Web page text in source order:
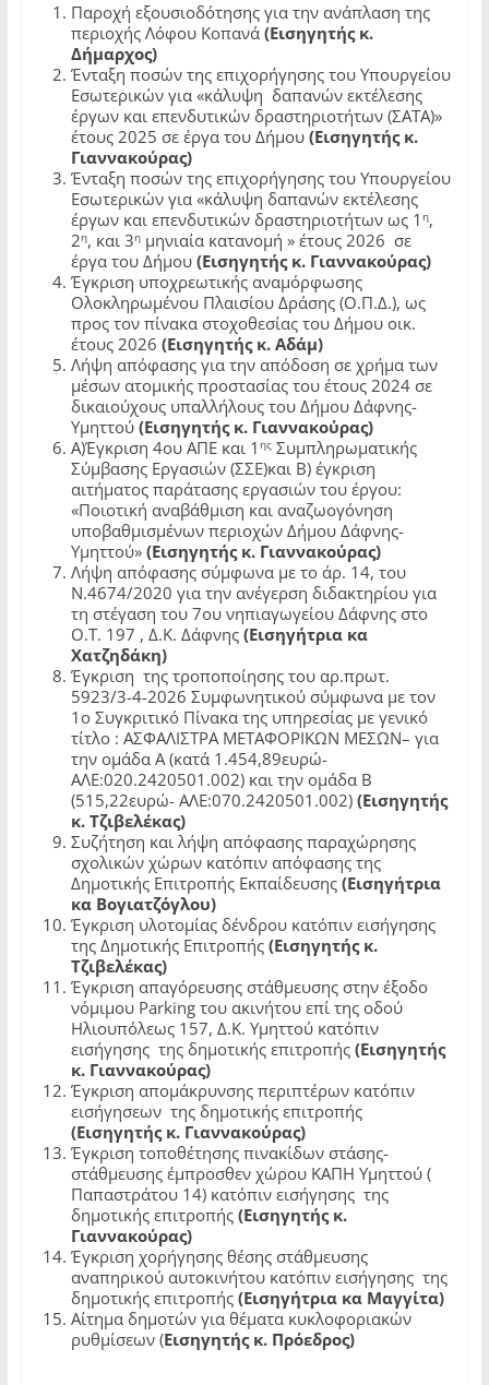
Παροχή εξουσιοδότησης για την ανάπλαση της
περιοχής Λόφου Κοπανά (Εισηγητής κ.
Δήμαρχος)
Ένταξη ποσών της επιχορήγησης του Υπουργείου
Εσωτερικών για «κάλυψη δαπανών εκτέλεσης
έργων και επενδυτικών δραστηριοτήτων (ΣΑΤΑ)»
έτους 2025 σε έργα του Δήμου (Εισηγητής κ.
Γιαννακούρας)
Ένταξη ποσών της επιχορήγησης του Υπουργείου
Εσωτερικών για «κάλυψη δαπανών εκτέλεσης
έργων και επενδυτικών δραστηριοτήτων ως 1 η,
2η, και 3ημηνιαία κατανομή » έτους 2026 σε
έργα του Δήμου (Εισηγητής κ. Γιαννακούρας)
Έγκριση υποχρεωτικής αναμόρφωσης
Ολοκληρωμένου Πλαισίου Δράσης (Ο.Π.Δ.), ως
προς τον πίνακα στοχοθεσίας του Δήμου οικ.
έτους 2026 (Εισηγητής κ. Αδάμ)
Λήψη απόφασης για την απόδοση σε χρήμα των
μέσων ατομικής προστασίας του έτους 2024 σε
δικαιούχους υπαλλήλους του Δήμου Δάφνης-
Υμηττού (Εισηγητής κ. Γιαννακούρας)
Α)Έγκριση 4ου ΑΠΕ και 1 ηςΣυμπληρωματικής
Σύμβασης Εργασιών (ΣΣΕ)και Β) έγκριση
αιτήματος παράτασης εργασιών του έργου:
«Ποιοτική αναβάθμιση και αναζωογόνηση
υποβαθμισμένων περιοχών Δήμου Δάφνης-
Υμηττού» (Εισηγητής κ. Γιαννακούρας)
Λήψη απόφασης σύμφωνα με το άρ. 14, του
Ν.4674/2020 για την ανέγερση διδακτηρίου για
τη στέγαση του 7ου νηπιαγωγείου Δάφνης στο
Ο.Τ. 197 , Δ.Κ. Δάφνης (Εισηγήτρια κα
Χατζηδάκη)
Έγκριση της τροποποίησης του αρ.πρωτ.
5923/3-4-2026 Συμφωνητικού σύμφωνα με τον
1ο Συγκριτικό Πίνακα της υπηρεσίας με γενικό
τίτλο : ΑΣΦΑΛΙΣΤΡΑ ΜΕΤΑΦΟΡΙΚΩΝ ΜΕΣΩΝ– για
την ομάδα Α (κατά 1.454,89ευρώ-
ΑΛΕ:020.2420501.002) και την ομάδα Β
(515,22ευρώ- ΑΛΕ:070.2420501.002) (Εισηγητής
κ. Τζιβελέκας)
Συζήτηση και λήψη απόφασης παραχώρησης
σχολικών χώρων κατόπιν απόφασης της
Δημοτικής Επιτροπής Εκπαίδευσης (Εισηγήτρια
κα Βογιατζόγλου)
Έγκριση υλοτομίας δένδρου κατόπιν εισήγησης
της Δημοτικής Επιτροπής (Εισηγητής κ.
Τζιβελέκας)
Έγκριση απαγόρευσης στάθμευσης στην έξοδο
νόμιμου Parking του ακινήτου επί της οδού
Ηλιουπόλεως 157, Δ.Κ. Υμηττού κατόπιν
εισήγησης της δημοτικής επιτροπής(Εισηγητής
κ. Γιαννακούρας)
Έγκριση απομάκρυνσης περιπτέρων κατόπιν
εισήγησεων της δημοτικής επιτροπής
(Εισηγητής κ. Γιαννακούρας)
Έγκριση τοποθέτησης πινακίδων στάσης-
στάθμευσης έμπροσθεν χώρου ΚΑΠΗ Υμηττού (
Παπαστράτου 14) κατόπιν εισήγησης της
δημοτικής επιτροπής(Εισηγητής κ.
Γιαννακούρας)
Έγκριση χορήγησης θέσης στάθμευσης
αναπηρικού αυτοκινήτου κατόπιν εισήγησης της
δημοτικής επιτροπής (Εισηγήτρια κα Μαγγίτα)
Αίτημα δημοτών για θέματα κυκλοφοριακών
ρυθμίσεων (Εισηγητής κ. Πρόεδρος)